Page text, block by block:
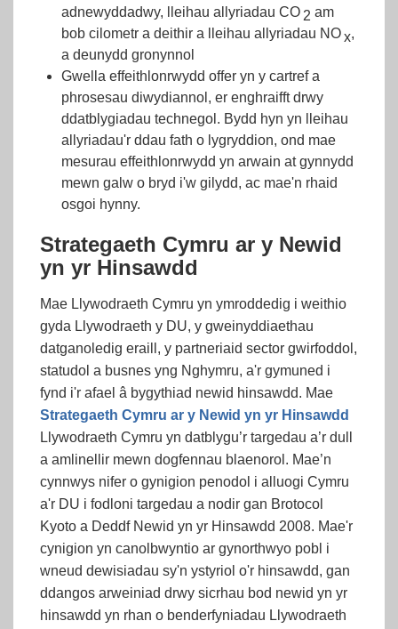
adnewyddadwy, lleihau allyriadau CO 2 am
bob cilometr a deithir a lleihau allyriadau NOx,
a deunydd gronynnol
Gwella effeithlonrwydd offer yn y cartref a
phrosesau diwydiannol, er enghraifft drwy
ddatblygiadau technegol. Bydd hyn yn lleihau
allyriadau'r ddau fath o lygryddion, ond mae
mesurau effeithlonrwydd yn arwain at gynnydd
mewn galw o bryd i'w gilydd, ac mae'n rhaid
osgoi hynny.
Strategaeth Cymru ar y Newid
yn yr Hinsawdd
Mae Llywodraeth Cymru yn ymroddedig i weithio
gyda Llywodraeth y DU, y gweinyddiaethau
datganoledig eraill, y partneriaid sector gwirfoddol,
statudol a busnes yng Nghymru, a'r gymuned i
fynd i'r afael â bygythiad newid hinsawdd. Mae
Strategaeth Cymru ar y Newid yn yr Hinsawdd
Llywodraeth Cymru yn datblygu’r targedau a’r dull
a amlinellir mewn dogfennau blaenorol. Mae’n
cynnwys nifer o gynigion penodol i alluogi Cymru
a'r DU i fodloni targedau a nodir gan Brotocol
Kyoto a Deddf Newid yn yr Hinsawdd 2008. Mae'r
cynigion yn canolbwyntio ar gynorthwyo pobl i
wneud dewisiadau sy'n ystyriol o'r hinsawdd, gan
ddangos arweiniad drwy sicrhau bod newid yn yr
hinsawdd yn rhan o benderfyniadau Llywodraeth